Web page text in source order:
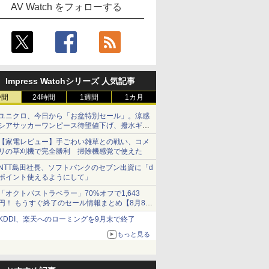
AV Watch をフォローする
Impress Watchシリーズ 人気記事
24時間 1週間 1カ月
ニクロ、今日から「お盆特別セール」。涼感
アサッカーワンピース待望値下げ、撥水ギア
ョーツは1990円に
家電レビュー】手ごわい雑草との戦い、コメ
の草刈機で完全勝利 掃除機感覚で使えた
島田社長、ソフトバンクのセブン出資に「d
イント使えるようにして」
オクトパストラベラー」70%オフで1,643
！ もうすぐ終了のセール情報まとめ【8月8日
新】
ンテンドーeショップでは「大神 絶景版」が
、楽天へのローミングを9月末で終了
もっと見る